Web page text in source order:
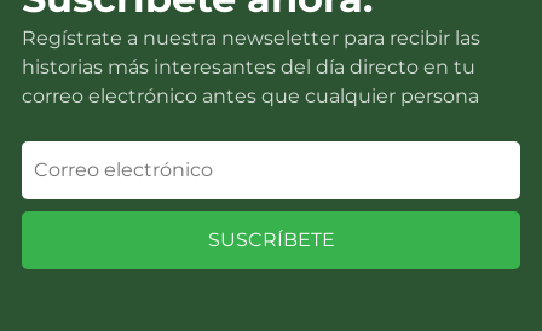
Regístrate a nuestra newseletter para recibir las
historias más interesantes del día directo en tu
correo electrónico antes que cualquier persona
SUSCRÍBETE